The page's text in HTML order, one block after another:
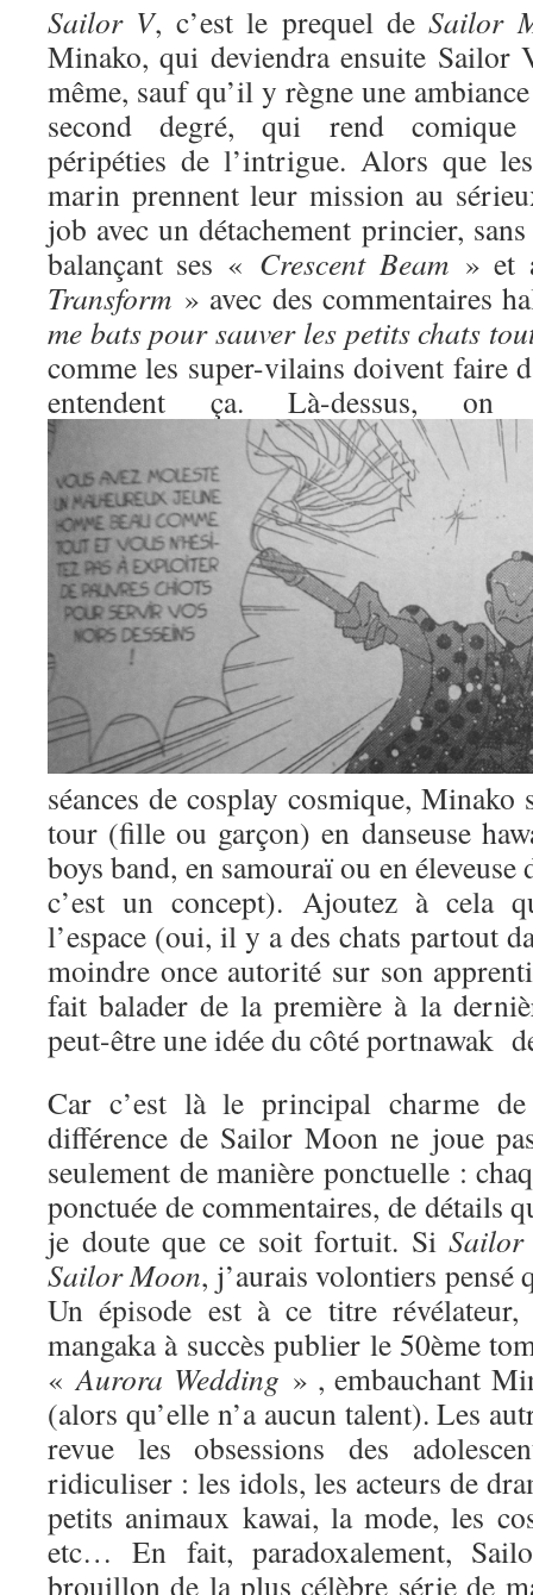
Sailor V, c’est le prequel deSailor
Minako, qui deviendra ensuite Sailor
même, sauf qu’il y règne une
second degré, qui rend comique
péripéties de l’intrigue. Alors que
marin prennent leur mission au
job avec un détachement princier,
balançant ses « Crescent Beam» et
Transform » avec des commentaires
me bats pour sauver les petits chats
comme les super-vilains doivent faire
entendent ça. Là-dessus,
séances de cosplay cosmique,
tour (fille ou garçon) en danseuse
boys band, en samouraï ou en éleveuse
c’est un concept). Ajoutez à cela
l’espace (oui, il y a des chats partout
moindre once autorité sur son
fait balader de la première à la
peut-être une idée du côté portnawak
Car c’est là le principal charme
différence de Sailor Moon ne joue
seulement de manière ponctuelle :
ponctuée de commentaires, de détails
je doute que ce soit fortuit. Si
Sailor Moon, j’aurais volontiers pensé
Un épisode est à ce titre
mangaka à succès publier le 50ème
«Aurora Wedding » , embauchant
(alors qu’elle n’a aucun talent). Les
revue les obsessions des
ridiculiser : les idols, les acteurs de
petits animaux kawai, la mode, les
etc… En fait, paradoxalement,
brouillon de la plus célèbre série de